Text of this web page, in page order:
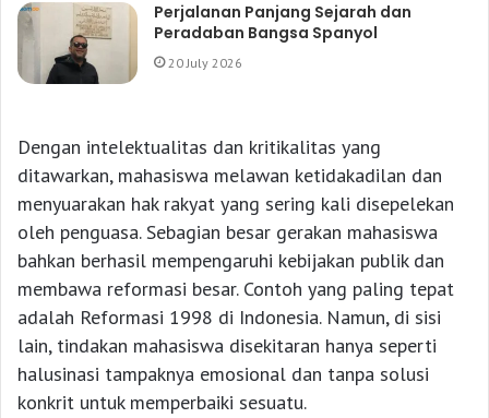
Perjalanan Panjang Sejarah dan
Peradaban Bangsa Spanyol
20 July 2026
Dengan intelektualitas dan kritikalitas yang
ditawarkan, mahasiswa melawan ketidakadilan dan
menyuarakan hak rakyat yang sering kali disepelekan
oleh penguasa. Sebagian besar gerakan mahasiswa
bahkan berhasil mempengaruhi kebijakan publik dan
membawa reformasi besar. Contoh yang paling tepat
adalah Reformasi 1998 di Indonesia. Namun, di sisi
lain, tindakan mahasiswa disekitaran hanya seperti
halusinasi tampaknya emosional dan tanpa solusi
konkrit untuk memperbaiki sesuatu.